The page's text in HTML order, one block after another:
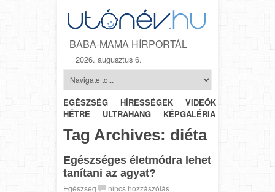
BABA-MAMA HÍRPORTÁL
2026. augusztus 6.
EGÉSZSÉG HÍRESSÉGEK VIDEÓK
HÉTRŐL-
HÉTRE
ULTRAHANG KÉPGALÉRIA
Tag Archives: diéta
Egészséges életmódra lehet
tanítani az agyat?
Egészség
nincs hozzászólás